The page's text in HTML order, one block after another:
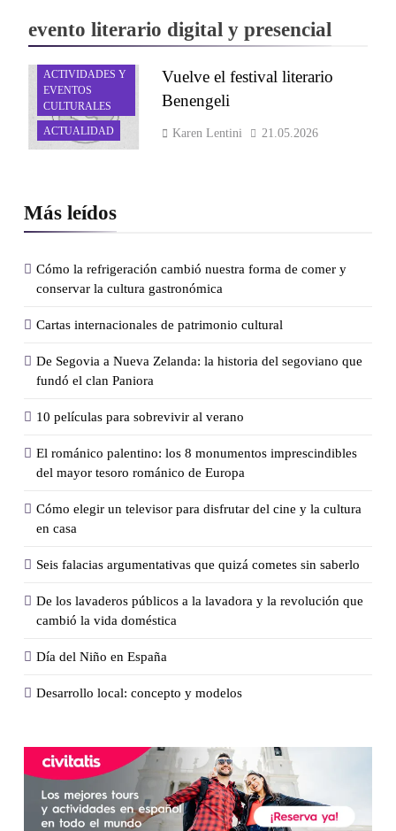
Más leídos
Cómo la refrigeración cambió nuestra forma de comer y
conservar la cultura gastronómica
Cartas internacionales de patrimonio cultural
De Segovia a Nueva Zelanda: la historia del segoviano que
fundó el clan Paniora
10 películas para sobrevivir al verano
El románico palentino: los 8 monumentos imprescindibles
del mayor tesoro románico de Europa
Cómo elegir un televisor para disfrutar del cine y la cultura
en casa
Seis falacias argumentativas que quizá cometes sin saberlo
De los lavaderos públicos a la lavadora y la revolución que
cambió la vida doméstica
Día del Niño en España
Desarrollo local: concepto y modelos
evento literario digital y presencial
ACTIVIDADES Y
EVENTOS
CULTURALES
ACTUALIDAD
Vuelve el festival literario
Benengeli
Karen Lentini 21.05.2026